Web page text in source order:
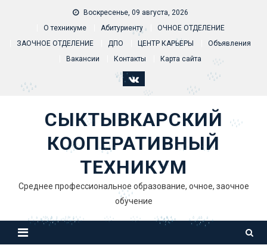
Воскресенье, 09 августа, 2026
О техникуме
Абитуриенту
ОЧНОЕ ОТДЕЛЕНИЕ
ЗАОЧНОЕ ОТДЕЛЕНИЕ
ДПО ЦЕНТР КАРЬЕРЫ
Объявления
Вакансии
Контакты Карта сайта
СЫКТЫВКАРСКИЙ
КООПЕРАТИВНЫЙ
ТЕХНИКУМ
Среднее профессиональное образование, очное, заочное
обучение